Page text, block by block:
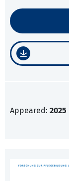
Appeared: 2025